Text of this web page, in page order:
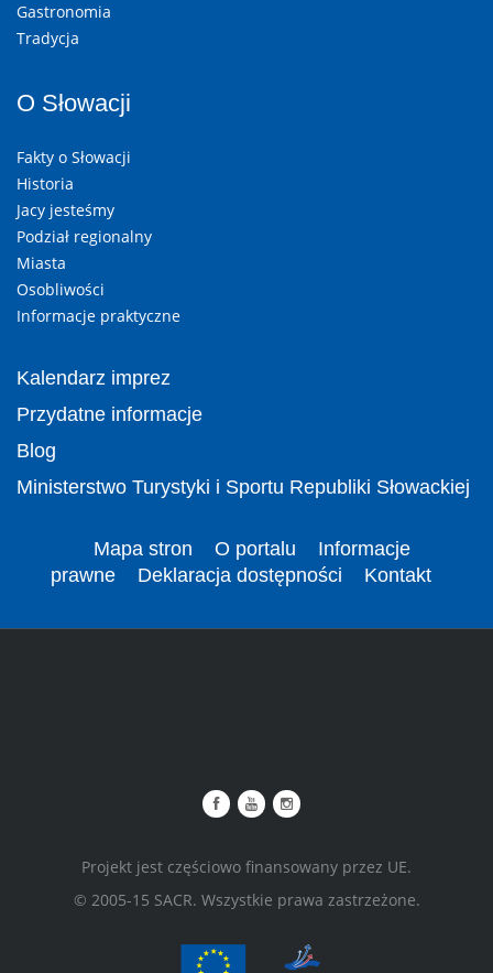
Gastronomia
Tradycja
O Słowacji
Fakty o Słowacji
Historia
Jacy jesteśmy
Podział regionalny
Miasta
Osobliwości
Informacje praktyczne
Kalendarz imprez
Przydatne informacje
Blog
Ministerstwo Turystyki i Sportu Republiki Słowackiej
Mapa stron O portalu
Informacje
prawne
Deklaracja dostępności Kontakt
Projekt jest częściowo finansowany przez UE.
© 2005-15 SACR. Wszystkie prawa zastrzeżone.